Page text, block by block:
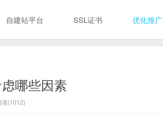
自建站平台 SSL证书 优化推广
哪些因素
读(1012)